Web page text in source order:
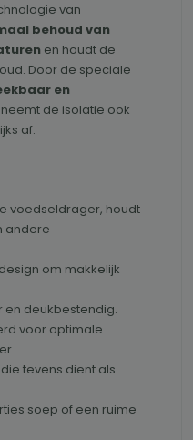
van
behoud van
en houdt de
Door de speciale
en
de isolatie ook
af.
voedseldrager, houdt
andere
om makkelijk
en deukbestendig.
voor optimale
tevens dient als
soep of een ruime